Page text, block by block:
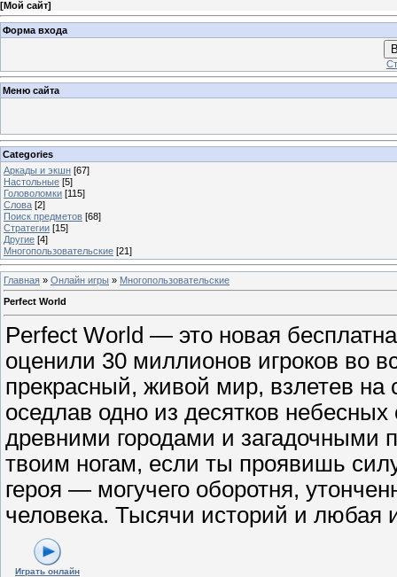
[Мой сайт]
Форма входа
Меню сайта
Categories
Аркады и экшн [67]
Настольные [5]
Головоломки [115]
Слова [2]
Поиск предметов [68]
Стратегии [15]
Другие [4]
Многопользовательские [21]
Главная » Онлайн игры » Многопользовательские
Perfect World
Perfect World — это новая
оценили 30 миллионов игроков во
прекрасный, живой мир, взлетев на
оседлав одно из десятков
древними городами и загадочными
твоим ногам, если ты проявишь
героя — могучего оборотня,
человека. Тысячи историй и любая
Играть онлайн